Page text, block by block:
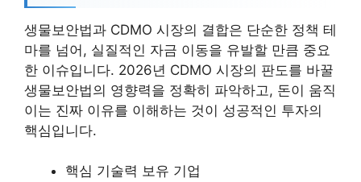
생물보안법과 CDMO 시장의 결합은 단순한 정책 테
마를 넘어, 실질적인 자금 이동을 유발할 만큼 중요
한 이슈입니다. 2026년 CDMO 시장의 판도를 바꿀
생물보안법의 영향력을 정확히 파악하고, 돈이 움직
이는 진짜 이유를 이해하는 것이 성공적인 투자의
핵심입니다.
핵심 기술력 보유 기업